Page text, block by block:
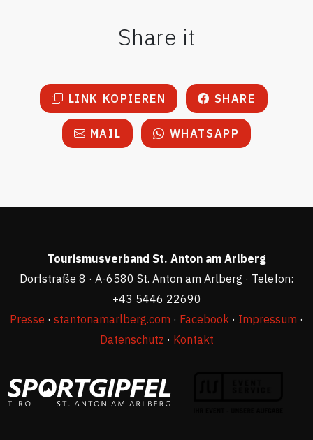
Share it
LINK KOPIEREN SHARE
MAIL WHATSAPP
Tourismusverband St. Anton am Arlberg
Dorfstraße 8 · A-6580 St. Anton am Arlberg · Telefon:
+43 5446 22690
Presse · stantonamarlberg.com · Facebook · Impressum ·
Datenschutz · Kontakt